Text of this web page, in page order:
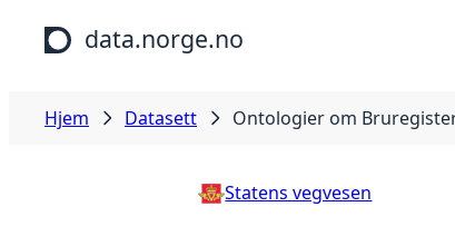
Hopp til hovedinnhold
data.norge.no
Hjem Datasett Ontologier om
Statens vegvesen